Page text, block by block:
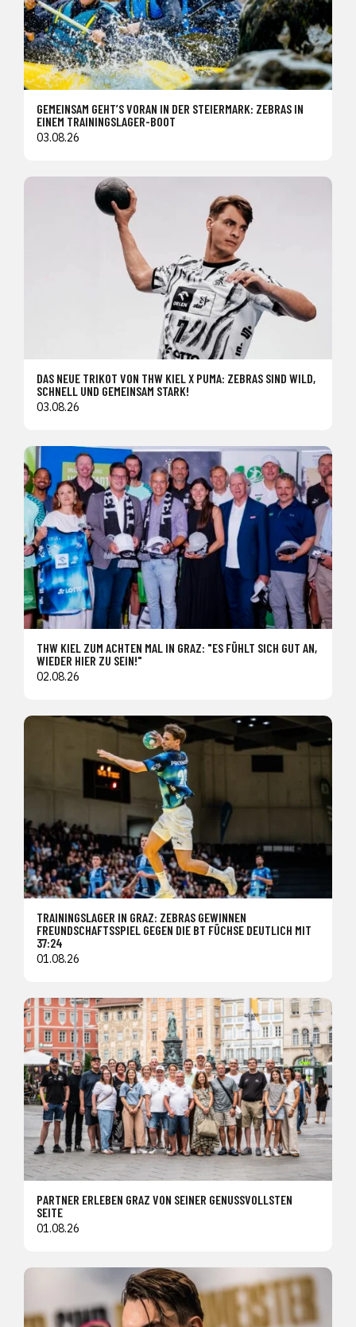
GEMEINSAM GEHT’S VORAN IN DER STEIERMARK: ZEBRAS IN
EINEM TRAININGSLAGER-BOOT
03.08.26
DAS NEUE TRIKOT VON THW KIEL X PUMA: ZEBRAS SIND WILD,
SCHNELL UND GEMEINSAM STARK!
03.08.26
THW KIEL ZUM ACHTEN MAL IN GRAZ: "ES FÜHLT SICH GUT AN,
WIEDER HIER ZU SEIN!"
02.08.26
TRAININGSLAGER IN GRAZ: ZEBRAS GEWINNEN
FREUNDSCHAFTSSPIEL GEGEN DIE BT FÜCHSE DEUTLICH MIT
37:24
01.08.26
PARTNER ERLEBEN GRAZ VON SEINER GENUSSVOLLSTEN
SEITE
01.08.26